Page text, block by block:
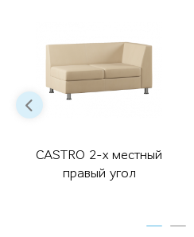
CASTRO 2-х местный
правый угол